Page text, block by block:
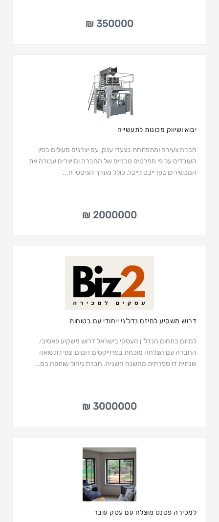
350000 ₪
יבוא ושיווק מכונות לתעשייה
חברה צעירה ומתפתחת בצעדי ענק, עם יצרנים מעולים בסין
העובדים על פי מפרטים טכניים של החברה ומייצרים עבורה את
המכשירים בפרייבט לייבל. כולל מערך לוגיסטי ח...
2000000 ₪
דרוש משקיע למיזם נדל'ני ייחודי עם בטוחות
למיזם בתחום הנדל"ן העסקי בישראל דרוש משקיע פאסיבי,
החברה עם הצלחה מוכחת בפרוייקטים דומים, צפי לתשואה
שנתית דו ספרתית מהשנה השניה. חברת ניהול שותפה במ...
3000000 ₪
למכירה פטנט מוצלח עם עסק עובד